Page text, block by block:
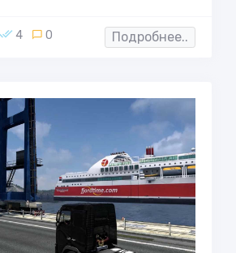
4 0 Подробнее..